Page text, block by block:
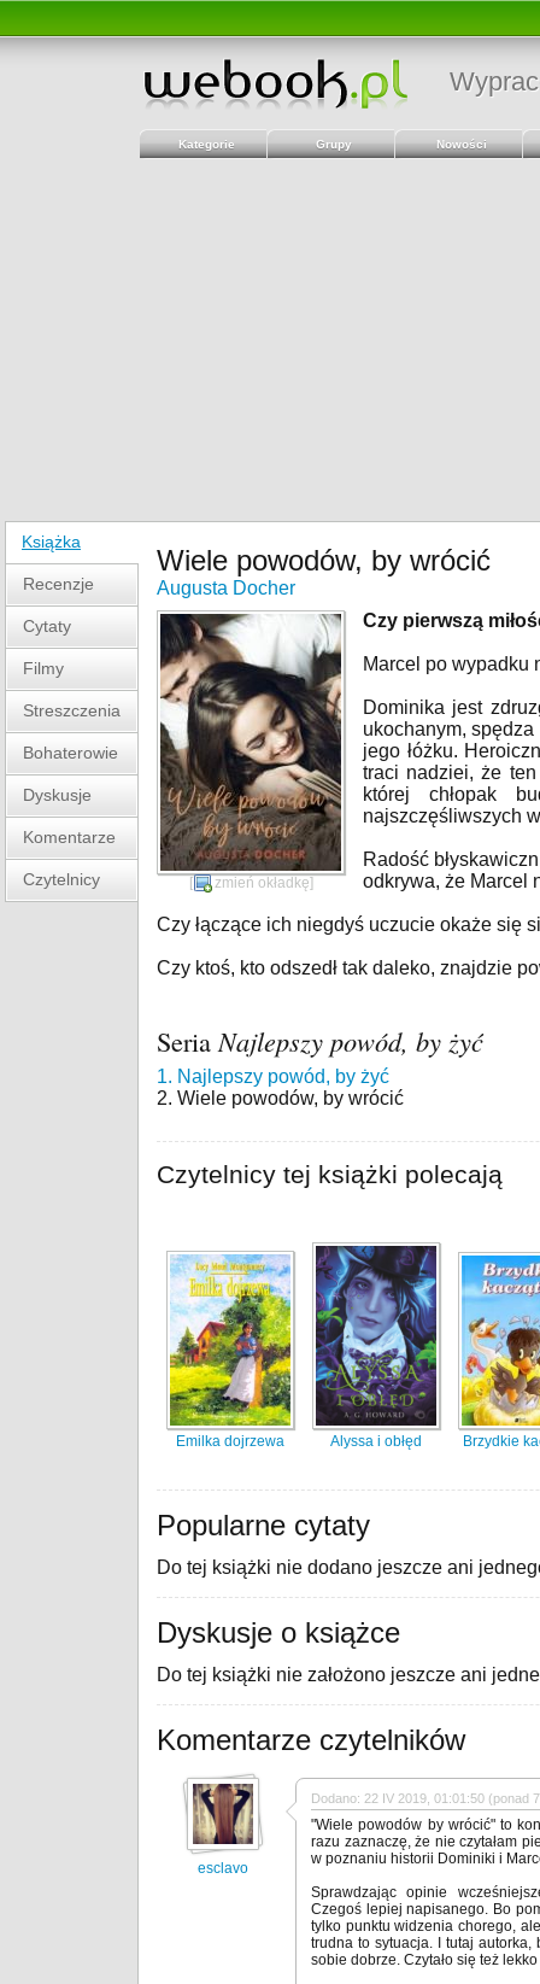
Kategorie Grupy Nowości
Książka
Recenzje
Cytaty
Filmy
Streszczenia
Bohaterowie
Dyskusje
Komentarze
Czytelnicy
Wiele powodów, by wrócić
Augusta Docher
[ zmień okładkę]
Czy pierwszą
Marcel po wypadku
Dominika jest
ukochanym,
jego łóżku.
traci nadziei, że
której chłopak
najszczęśliwszych
Radość
odkrywa, że Marcel
Czy łączące ich niegdyś uczucie okaże się
Czy ktoś, kto odszedł tak daleko, znajdzie
SeriaNajlepszy powód, by żyć
1. Najlepszy powód, by żyć
2. Wiele powodów, by wrócić
Czytelnicy tej książki polecają
Emilka dojrzewa Alyssa i obłęd Brzydkie
Popularne cytaty
Do tej książki nie dodano jeszcze ani
Dyskusje o książce
Do tej książki nie założono jeszcze ani
Komentarze czytelników
esclavo
Dodano: 22 IV 2019, 01:01:50 (ponad
"Wiele powodów by wrócić" to
razu zaznaczę, że nie czytałam
w poznaniu historii Dominiki i
Sprawdzając opinie
Czegoś lepiej napisanego. Bo
tylko punktu widzenia chorego,
trudna to sytuacja. I tutaj autorka,
sobie dobrze. Czytało się też